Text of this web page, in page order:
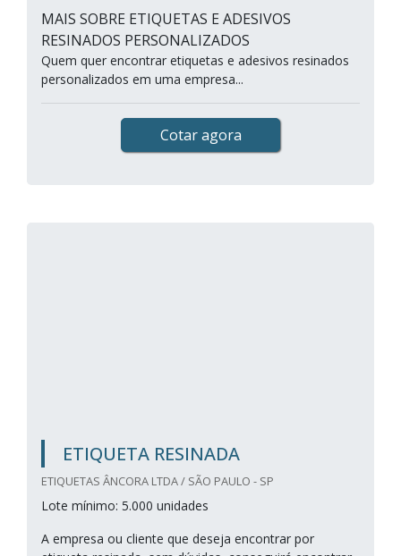
MAIS SOBRE ETIQUETAS E ADESIVOS
RESINADOS PERSONALIZADOS
Quem quer encontrar etiquetas e adesivos resinados
personalizados em uma empresa...
Cotar agora
ETIQUETA RESINADA
ETIQUETAS ÂNCORA LTDA / SÃO PAULO - SP
Lote mínimo: 5.000 unidades
A empresa ou cliente que deseja encontrar por